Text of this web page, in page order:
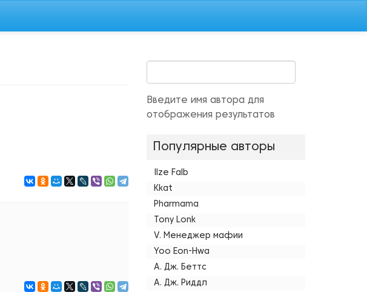
Введите имя автора для
отображения результатов
Популярные авторы
Ilze Falb
Kkat
Pharmama
Tony Lonk
V. Менеджер мафии
Yoo Eon-Hwa
А. Дж. Беттс
А. Дж. Риддл